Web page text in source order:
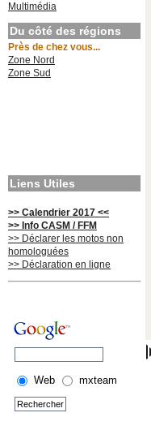
Multimédia
Du côté des régions
Près de chez vous...
Zone Nord
Zone Sud
Liens Utiles
>> Calendrier 2017 <<
>> Info CASM / FFM
>> Déclarer les motos non
homologuées
>> Déclaration en ligne
Web mxteam